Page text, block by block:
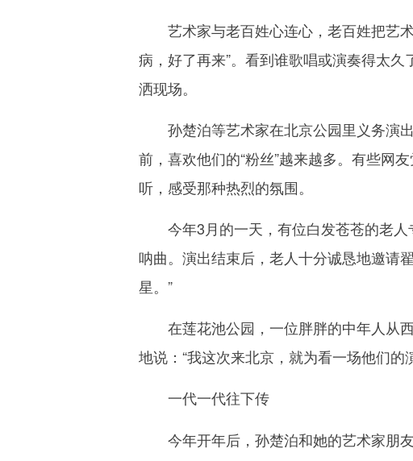
艺术家与老百姓心连心，老百姓把艺术
病，好了再来”。看到谁歌唱或演奏得太
洒现场。
孙楚泊等艺术家在北京公园里义务演出
前，喜欢他们的“粉丝”越来越多。有些网
听，感受那种热烈的氛围。
今年3月的一天，有位白发苍苍的老人
呐曲。演出结束后，老人十分诚恳地邀请
星。”
在莲花池公园，一位胖胖的中年人从西
地说：“我这次来北京，就为看一场他们
一代一代往下传
今年开年后，孙楚泊和她的艺术家朋友